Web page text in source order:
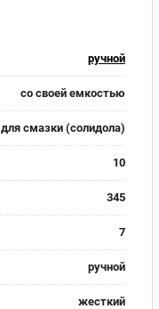
ручной
со своей емкостью
для смазки (солидола)
10
345
7
ручной
жесткий